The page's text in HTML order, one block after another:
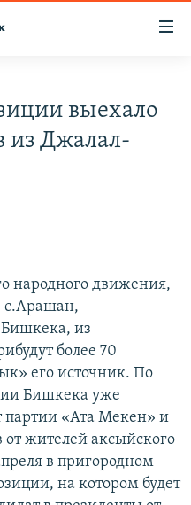
выехало
из Джалал-
народного движения,
с.Арашан,
из
более 70
его источник. По
Бишкека уже
партии «Ата Мекен» и
от жителей аксыйского
в пригородном
на котором будет